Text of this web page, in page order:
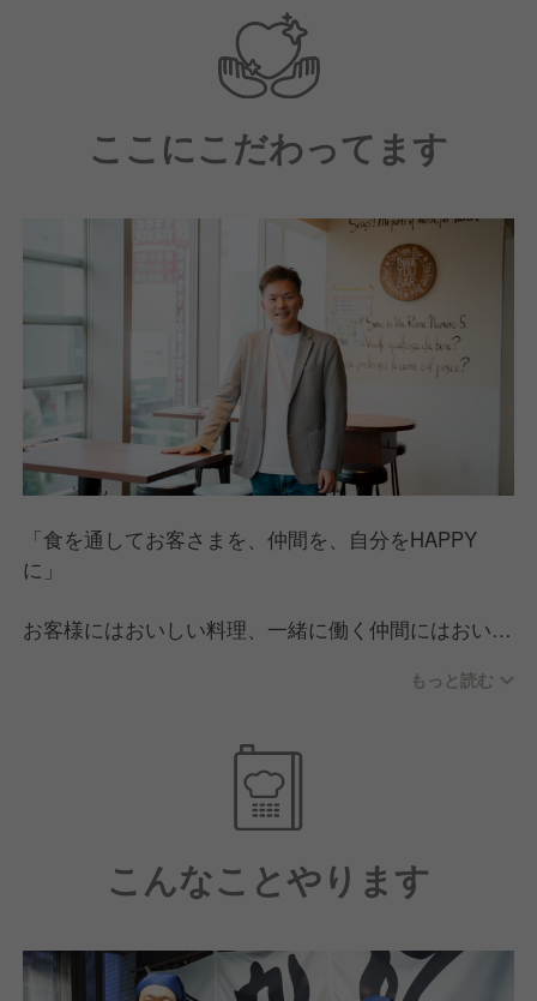
◎自由度の高い会社で楽しく働きたい
◎将来は自分のお店を持ちたい・独立したい
◎働きがい・やりがいを感じられる仕事がしたい
◎飲食業の経験を活かしてステップアップしたい
こんな方々は大歓迎♪あなたが選ぶどんな働き方も応
タイル。長く活躍できる環境を整えてお待ちしており
ます。
ご興味のある方は情報盛りだくさんの求人情報をチェ
ここにこだわってます
「食を通してお客さまを、仲間を、自分をHAPPY
に」
お客様にはおいしい料理、一緒に働く仲間にはおいし
幸せにしたい。K-FOODS株式会社は、本気でそれを
い選択式の休日制度や頑張りに応じて支払われる豊富
な手当など、従業員が楽しく活躍していける環境整備
をし、自分らしい働き方を応援しています。
もっと読む
こんなことやります